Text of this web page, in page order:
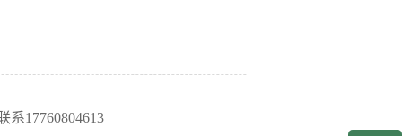
17760804613